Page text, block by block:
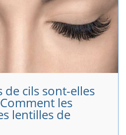
de cils sont-elles
les
lentilles de